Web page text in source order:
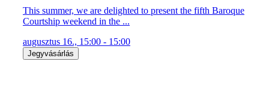
This summer, we are delighted to present the fifth Baroque
Courtship weekend in the ...
augusztus 16., 15:00 - 15:00
Jegyvásárlás